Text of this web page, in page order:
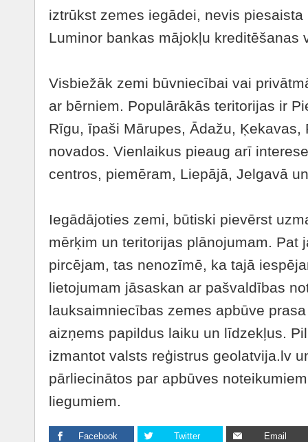
iztrūkst zemes iegādei, nevis
Luminor bankas mājokļu kreditēšanas
Visbiežāk zemi būvniecībai vai
ar bērniem. Populārākās teritorijas ir
Rīgu, īpaši Mārupes, Ādažu, Ķekavas,
novados. Vienlaikus pieaug arī
centros, piemēram, Liepājā, Jelgavā
Iegādājoties zemi, būtiski pievērst
mērķim un teritorijas plānojumam. Pat
pircējam, tas nenozīmē, ka tajā
lietojumam jāsaskan ar pašvaldības
lauksaimniecības zemes apbūve
aizņems papildus laiku un līdzekļus.
izmantot valsts reģistrus geolatvija.lv
pārliecinātos par apbūves
liegumiem.
Facebook Twitter Email